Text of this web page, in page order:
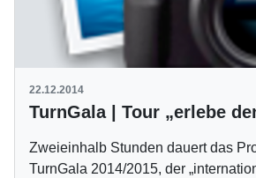
22.12.2014
Zweieinhalb Stunden dauert das
TurnGala 2014/2015, der